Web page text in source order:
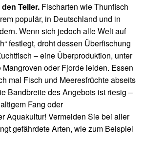
Teller. Fischarten wie Thunfisch
populär, in Deutschland und in
Wenn sich jedoch alle Welt auf
festlegt, droht dessen Überfischung
– eine Überproduktion, unter
oder Fjorde leiden. Essen
mal Fisch und Meeresfrüchte abseits
Bandbreite des Angebots ist riesig –
Fang oder
Aquakultur! Vermeiden Sie bei aller
gefährdete Arten, wie zum Beispiel